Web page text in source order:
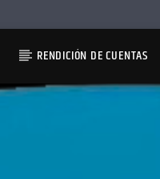
RENDICIÓN DE CUENTAS